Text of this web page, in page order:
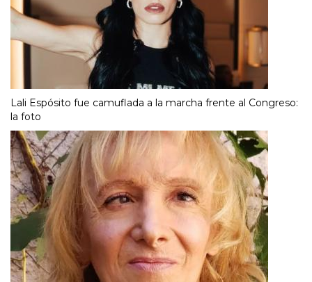
Lali Espósito fue camuflada a la marcha frente al Congreso:
la foto